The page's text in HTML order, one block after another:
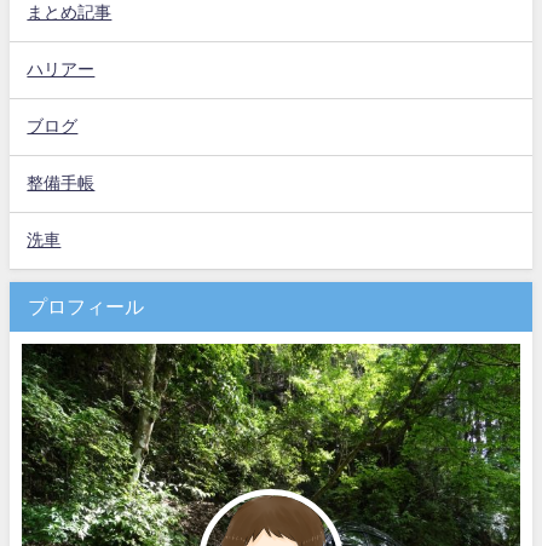
まとめ記事
ハリアー
ブログ
整備手帳
洗車
プロフィール